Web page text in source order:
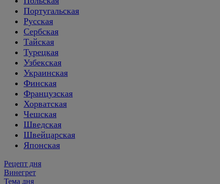
Португальская
Русская
Сербская
Тайская
Турецкая
Узбекская
Украинская
Финская
Французская
Хорватская
Чешская
Шведская
Швейцарская
Японская
Рецепт дня
Винегрет
Тема дня